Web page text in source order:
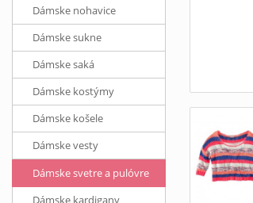
Dámske nohavice
Dámske sukne
Dámske saká
Dámske kostýmy
Dámske košele
Dámske vesty
Dámske svetre a pulóvre
Dámske kardigany